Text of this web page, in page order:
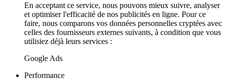
En acceptant ce service, nous pouvons mieux suivre, analyser
et optimiser l'efficacité de nos publicités en ligne. Pour ce
faire, nous comparons vos données personnelles cryptées avec
celles des fournisseurs externes suivants, à condition que vous
utilisiez déjà leurs services :
Google Ads
Performance